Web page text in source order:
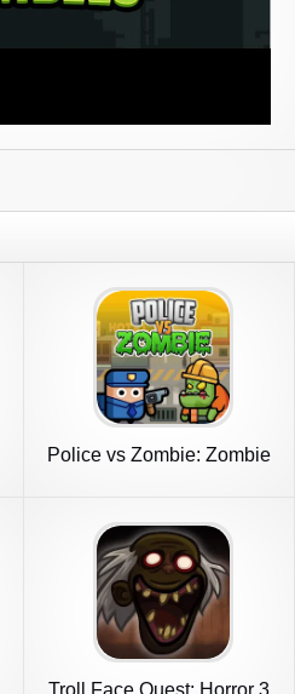
Police vs Zombie: Zombie
Troll Face Quest: Horror 3